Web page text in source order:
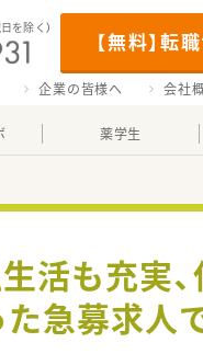
【無料】転
日を除く）
企業の皆様へ 会社
薬学生
活も充実
急募求人で